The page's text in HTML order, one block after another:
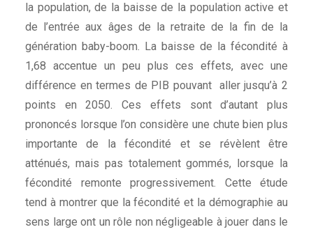
la population, de la baisse de la population active et
de l’entrée aux âges de la retraite de la fin de la
génération baby-boom. La baisse de la fécondité à
1,68 accentue un peu plus ces effets, avec une
différence en termes de PIB pouvant aller jusqu’à 2
points en 2050. Ces effets sont d’autant plus
prononcés lorsque l’on considère une chute bien plus
importante de la fécondité et se révèlent être
atténués, mais pas totalement gommés, lorsque la
fécondité remonte progressivement. Cette étude
tend à montrer que la fécondité et la démographie au
sens large ont un rôle non négligeable à jouer dans le